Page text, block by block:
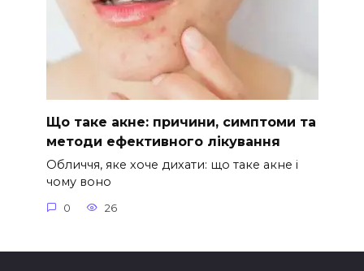
Що таке акне: причини, симптоми та
методи ефективного лікування
Обличчя, яке хоче дихати: що таке акне і
чому воно
0 26